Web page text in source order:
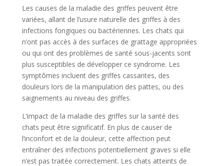
Les causes de la maladie des griffes peuvent être
variées, allant de l’usure naturelle des griffes à des
infections fongiques ou bactériennes. Les chats qui
n’ont pas accès à des surfaces de grattage appropriées
ou qui ont des problèmes de santé sous-jacents sont
plus susceptibles de développer ce syndrome. Les
symptômes incluent des griffes cassantes, des
douleurs lors de la manipulation des pattes, ou des
saignements au niveau des griffes.
L’impact de la maladie des griffes sur la santé des
chats peut être significatif. En plus de causer de
l’inconfort et de la douleur, cette affection peut
entraîner des infections potentiellement graves si elle
n’est pas traitée correctement. Les chats atteints de